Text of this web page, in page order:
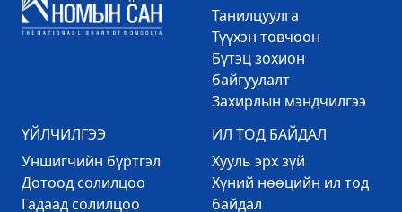
Танилцуулга
Түүхэн товчоон
Бүтэц зохион
байгуулалт
Захирлын мэндчилгээ
ҮЙЛЧИЛГЭЭ
Уншигчийн бүртгэл
Дотоод солилцоо
Гадаад солилцоо
ИЛ ТОД БАЙДАЛ
Хууль эрх зүй
Хүний нөөцийн ил тод
байдал